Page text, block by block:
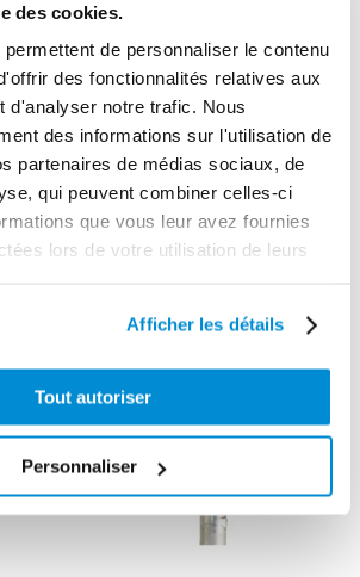
des cookies.
de personnaliser le contenu
des fonctionnalités relatives aux
d'analyser notre trafic. Nous
des informations sur l'utilisation de
partenaires de médias sociaux, de
qui peuvent combiner celles-ci
que vous leur avez fournies
lors de votre utilisation de leurs
Afficher les détails
Tout autoriser
Personnaliser
PEUVENT VOUS